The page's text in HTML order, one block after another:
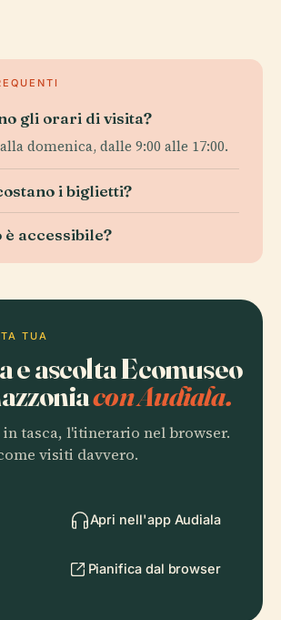
gli orari di visita?
domenica, dalle 9:00 alle 17:00.
i biglietti?
accessibile?
TUA
e ascolta Ecomuseo
con Audiala.
tasca, l'itinerario nel browser.
visiti davvero.
Apri nell'app Audiala
Pianifica dal browser